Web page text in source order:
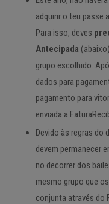
adquirir o teu passe
Para isso, deves
Antecipada
grupo escolhido.
dados para
pagamento para
enviada a
Devido às regras
devem permanecer
no decorrer dos
mesmo grupo que
conjunta através do